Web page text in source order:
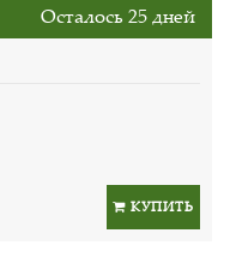
Осталось 25 дней
КУПИТЬ